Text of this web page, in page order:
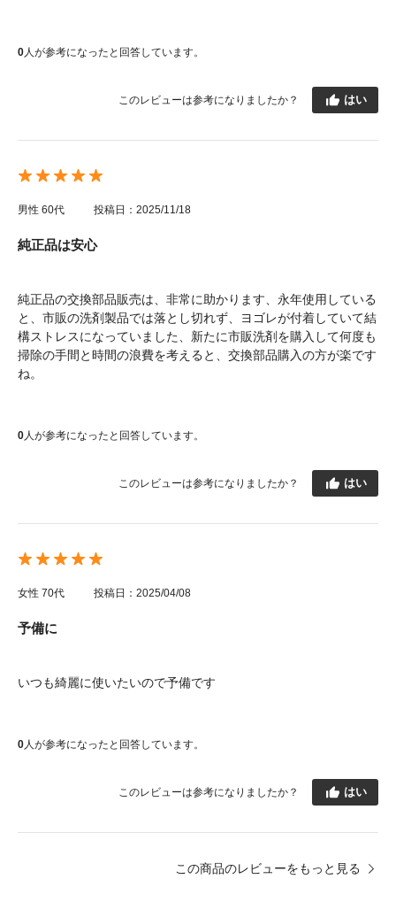
0人が参考になったと回答しています。
このレビューは参考になりましたか？ はい
男性 60代 投稿日：2025/11/18
純正品は安心
純正品の交換部品販売は、非常に助かります、永年使用している
と、市販の洗剤製品では落とし切れず、ヨゴレが付着していて結
構ストレスになっていました、新たに市販洗剤を購入して何度も
掃除の手間と時間の浪費を考えると、交換部品購入の方が楽です
ね。
0人が参考になったと回答しています。
このレビューは参考になりましたか？ はい
女性 70代 投稿日：2025/04/08
予備に
いつも綺麗に使いたいので予備です
0人が参考になったと回答しています。
このレビューは参考になりましたか？ はい
この商品のレビューをもっと見る